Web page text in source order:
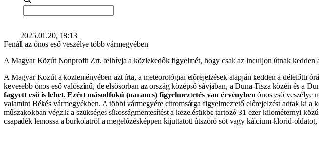
2025.01.20, 18:13
Fenáll az ónos eső veszélye több vármegyében
A Magyar Közút Nonprofit Zrt. felhívja a közlekedők figyelmét, hogy csak az induljon útnak kedden
A Magyar Közút a közleményében azt írta, a meteorológiai előrejelzések alapján kedden a délelőtti
kevesebb ónos eső valószínű, de elsősorban az ország középső sávjában, a Duna-Tisza közén és a
fagyott eső is lehet. Ezért másodfokú (narancs) figyelmeztetés van érvényben ónos eső veszélye
valamint Békés vármegyékben. A többi vármegyére citromsárga figyelmeztető előrejelzést adtak ki a
műszakokban végzik a szükséges síkosságmentesítést a kezelésükbe tartozó 31 ezer kilométernyi
csapadék lemossa a burkolatról a megelőzésképpen kijuttatott útszóró sót vagy kálcium-klorid-